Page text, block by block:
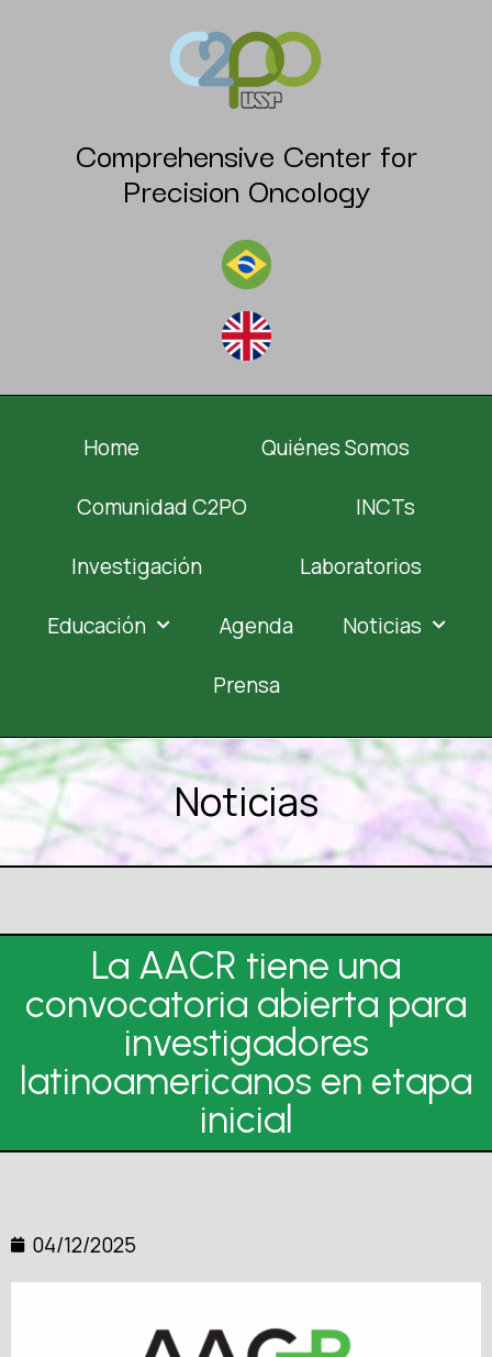
Comprehensive Center for
Precision Oncology
Home Quiénes Somos
Comunidad C2PO INCTs
Investigación Laboratorios
Educación Agenda Noticias
Prensa
Noticias
La AACR tiene una
convocatoria abierta para
investigadores
latinoamericanos en etapa
inicial
04/12/2025